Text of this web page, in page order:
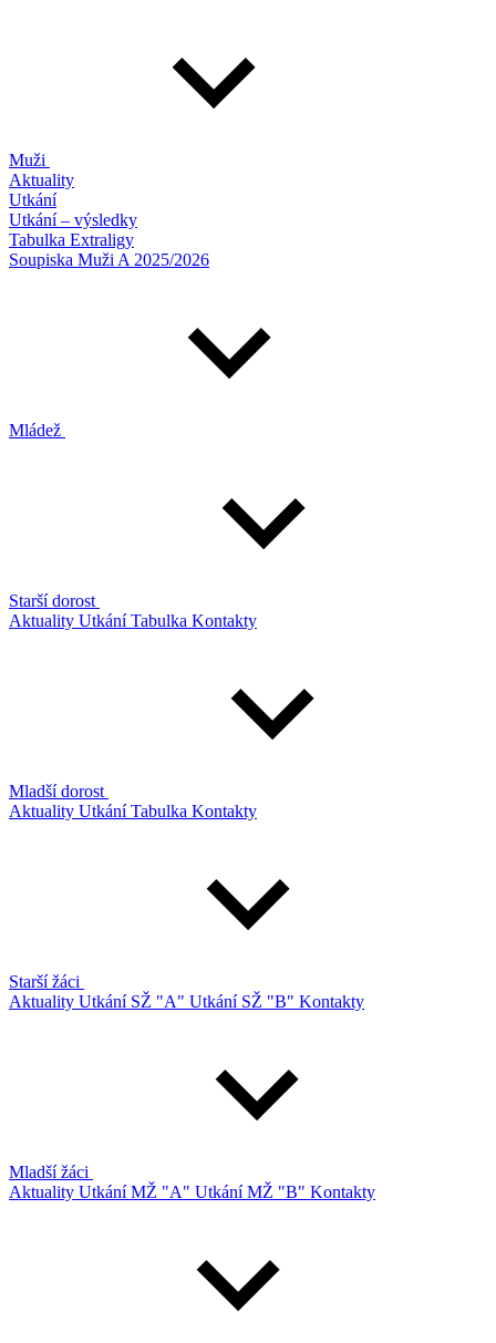
Muži
Aktuality
Utkání
Utkání – výsledky
Tabulka Extraligy
Soupiska Muži A 2025/2026
Mládež
Starší dorost
Aktuality UtkáníTabulka Kontakty
Mladší dorost
Aktuality UtkáníTabulka Kontakty
Starší žáci
Aktuality Utkání SŽ "A" Utkání SŽ "B" Kontakty
Mladší žáci
Aktuality Utkání MŽ "A" Utkání MŽ "B" Kontakty